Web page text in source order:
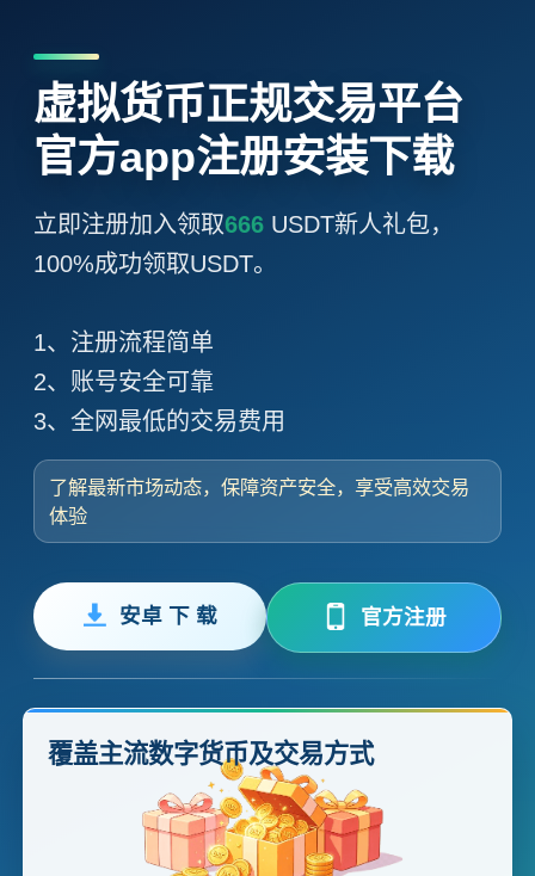
虚拟货币正规交易平台
官方app注册安装下载
立即注册加入领取666USDT新人礼包，
100%成功领取USDT。
1、注册流程简单
2、账号安全可靠
3、全网最低的交易费用
了解最新市场动态，保障资产安全，享受高效交易
体验
安卓 下 载 官方注册
覆盖主流数字货币及交易方式